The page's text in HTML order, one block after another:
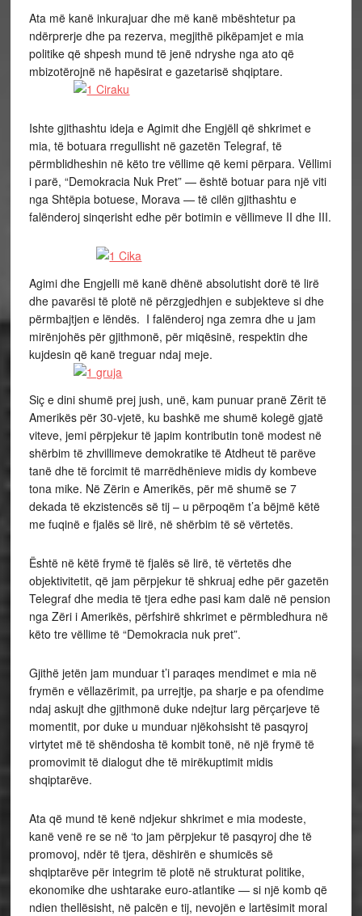
Ata më kanë inkurajuar dhe më kanë mbështetur pa
ndërprerje dhe pa rezerva, megjithë pikëpamjet e mia
politike që shpesh mund të jenë ndryshe nga ato që
mbizotërojnë në hapësirat e gazetarisë shqiptare.
Ishte gjithashtu ideja e Agimit dhe Engjëll që shkrimet e
mia, të botuara rregullisht në gazetën Telegraf, të
përmblidheshin në këto tre vëllime që kemi përpara. Vëllimi
i parë, “Demokracia Nuk Pret” — është botuar para një viti
nga Shtëpia botuese, Morava — të cilën gjithashtu e
falënderoj sinqerisht edhe për botimin e vëllimeve II dhe III.
Agimi dhe Engjelli më kanë dhënë absolutisht dorë të lirë
dhe pavarësi të plotë në përzgjedhjen e subjekteve si dhe
përmbajtjen e lëndës. I falënderoj nga zemra dhe u jam
mirënjohës për gjithmonë, për miqësinë, respektin dhe
kujdesin që kanë treguar ndaj meje.
Siç e dini shumë prej jush, unë, kam punuar pranë Zërit të
Amerikës për 30-vjetë, ku bashkë me shumë kolegë gjatë
viteve, jemi përpjekur të japim kontributin tonë modest në
shërbim të zhvillimeve demokratike të Atdheut të parëve
tanë dhe të forcimit të marrëdhënieve midis dy kombeve
tona mike. Në Zërin e Amerikës, për më shumë se 7
dekada të ekzistencës së tij – u përpoqëm t’a bëjmë këtë
me fuqinë e fjalës së lirë, në shërbim të së vërtetës.
Është në këtë frymë të fjalës së lirë, të vërtetës dhe
objektivitetit, që jam përpjekur të shkruaj edhe për gazetën
Telegraf dhe media të tjera edhe pasi kam dalë në pension
nga Zëri i Amerikës, përfshirë shkrimet e përmbledhura në
këto tre vëllime të “Demokracia nuk pret”.
Gjithë jetën jam munduar t’i paraqes mendimet e mia në
frymën e vëllazërimit, pa urrejtje, pa sharje e pa ofendime
ndaj askujt dhe gjithmonë duke ndejtur larg përçarjeve të
momentit, por duke u munduar njëkohsisht të pasqyroj
virtytet më të shëndosha të kombit tonë, në një frymë të
promovimit të dialogut dhe të mirëkuptimit midis
shqiptarëve.
Ata që mund të kenë ndjekur shkrimet e mia modeste,
kanë venë re se në ‘to jam përpjekur të pasqyroj dhe të
promovoj, ndër të tjera, dëshirën e shumicës së
shqiptarëve për integrim të plotë në strukturat politike,
ekonomike dhe ushtarake euro-atlantike — si një komb që
ndien thellësisht, në palcën e tij, nevojën e lartësimit moral